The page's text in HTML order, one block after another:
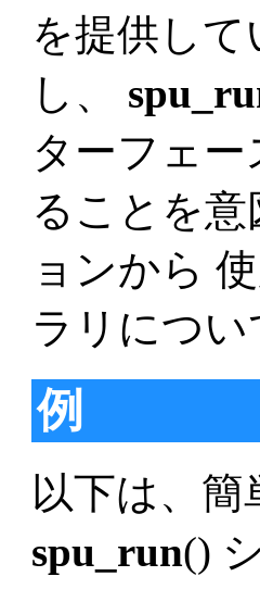
を提供して
し、
ターフェ
ることを
ョンから
ラリにつ
例
以下は、簡
spu_run()